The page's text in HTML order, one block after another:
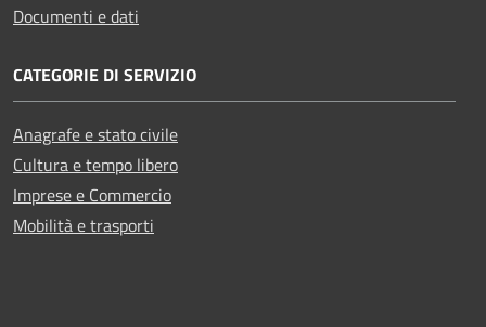
Documenti e dati
CATEGORIE DI SERVIZIO
Anagrafe e stato civile
Cultura e tempo libero
Imprese e Commercio
Mobilità e trasporti